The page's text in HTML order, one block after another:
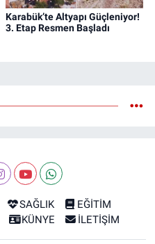
Karabük’te Altyapı Güçleniyor!
3. Etap Resmen Başladı
SAĞLIK
EĞİTİM
KÜNYE İLETİŞİM